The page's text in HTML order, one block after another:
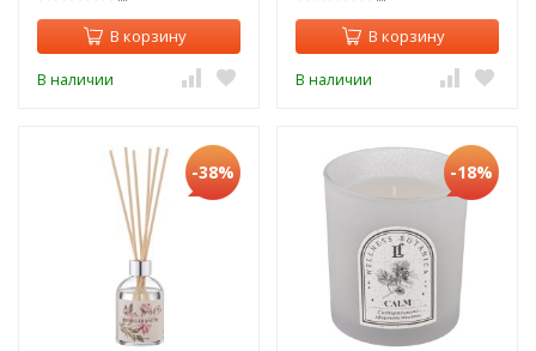
В корзину
В наличии
В корзину
В наличии
-38% -18%